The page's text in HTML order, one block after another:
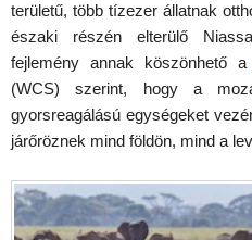
területű, több tízezer állatnak
északi részén elterülő
fejlemény annak köszönhető
(WCS) szerint, hogy a
gyorsreagálású egységeket
járőröznek mind földön, mind a